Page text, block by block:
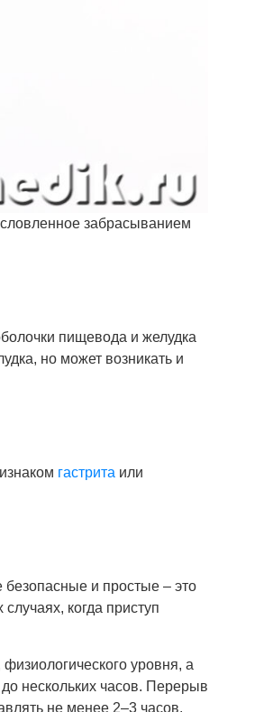
забрасыванием
пищевода и желудка
но может возникать и
гастрита или
и простые – это
когда приступ
уровня, а
нескольких часов. Перерыв
не менее 2–3 часов.